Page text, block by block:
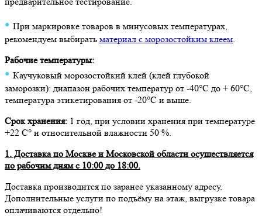
• При маркировке товаров в минусовых температурах,
рекомендуем выбирать материал с морозостойким клеем
Рабочие температуры:
• Каучуковый морозостойкий клей (клей глубокой
заморозки): диапазон рабочих температур от -40°C до + 60°C,
температура этикетирования от -20°C и выше.
Срок хранения: 1 год, при условии хранения при температуре
+22 С° и относительной влажности 50 %.
1. Доставка по Москве и Московской области осуществляется
по рабочим дням с 10:00 до 18:00.
Доставка производится по заранее указанному адресу.
Дополнительные услуги по подъёму на этаж, выгрузке товара
оплачиваются отдельно!